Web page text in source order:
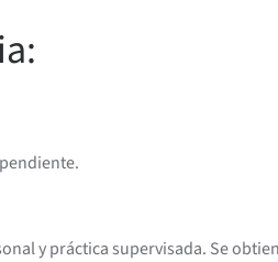
y práctica supervisada. Se